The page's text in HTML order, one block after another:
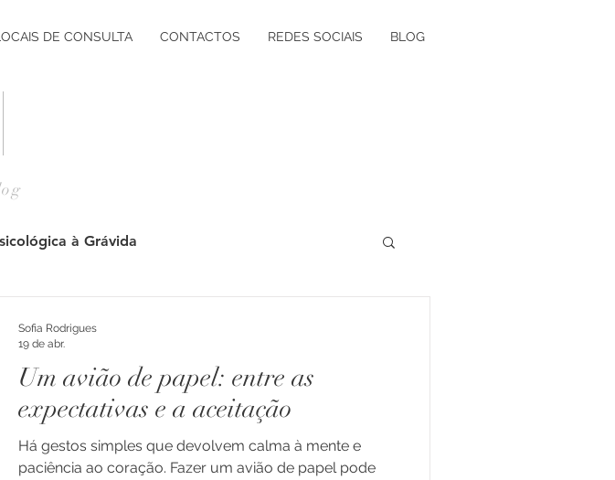
DE CONSULTA CONTACTOS REDES SOCIAIS BLOG
à Grávida
Pessoal Desenvolvimento Vocacional
e Cefaleias
Um avião de papel: entre as
expectativas e a aceitação
Há gestos simples que devolvem calma à mente e
paciência ao coração. Fazer um avião de papel pode
Sofia Rodrigues
19 de abr.